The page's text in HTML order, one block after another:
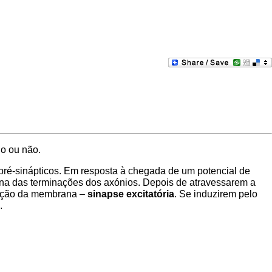
ou não.
sinápticos. Em resposta à chegada de um potencial de
das terminações dos axónios. Depois de atravessarem a
da membrana – sinapse excitatória. Se induzirem pelo
.